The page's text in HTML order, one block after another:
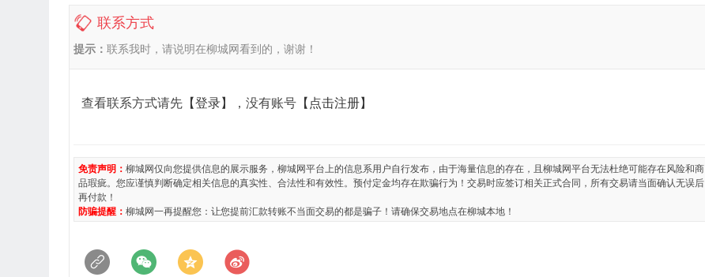
联系方式
提示： 联系我时，请说明在柳城网看到的，谢谢！
查看联系方式请先 【登录】 ，没有账号 【点击注册】
免责声明： 柳城网仅向您提供信息的展示服务，柳城网平台上的信息系用户自行发布，由于海量信息的存在，且柳城网平台无法杜绝可能存在风险和商
品瑕疵。您应谨慎判断确定相关信息的真实性、合法性和有效性。预付定金均存在欺骗行为！交易时应签订相关正式合同，所有交易请当面确认无误后
再付款！
防骗提醒： 柳城网一再提醒您：让您提前汇款转账不当面交易的都是骗子！请确保交易地点在柳城本地！